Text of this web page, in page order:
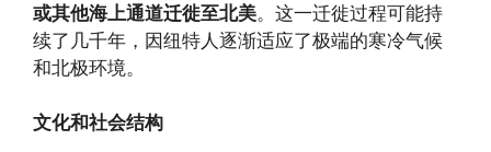
或其他海上通道迁徙至北美。这一迁徙过程可能持
续了几千年，因纽特人逐渐适应了极端的寒冷气候
和北极环境。
文化和社会结构